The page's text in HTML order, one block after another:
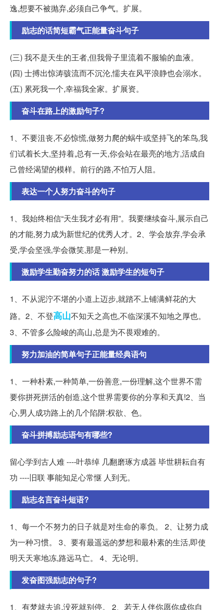
逸,想要不被抛弃,必须自己争气。扩展。
励志的话简短霸气正能量奋斗句子
(三) 我不是天生的王者,但我骨子里流着不服输的血液。
(四) 士搏出惊涛骇流而不沉沦,懦夫在风平浪静也会溺水。
(五) 累死我一个,幸福我全家。扩展资。
奋斗在路上的激励句子?
1、不要沮丧,不必惊慌,做努力爬的蜗牛或坚持飞的笨鸟,我
们试着长大,坚持着,总有一天,你会站在最亮的地方,活成自
己曾经渴望的模样。前行的路,不怕万人阻。
表达一个人努力奋斗的句子
1、我始终相信“天生我才必有用”。我要继续奋斗,展示自己
的才能,努力成为新世纪的优秀人才。2、学会放弃,学会承
受,学会坚强,学会微笑,那是一种别。
激励学生勤奋努力的话 激励学生的短句子
1、不从泥泞不堪的小道上迈步,就踏不上铺满鲜花的大
路。2、不登高山不知天之高也,不临深溪不知地之厚也。
3、不管多么险峻的高山,总是为不畏艰难的。
努力加油的简单句子正能量经典语句
1、一种朴素,一种简单,一份善意,一份理解,这个世界不需
要你拼死拼活的创造,这个世界需要你的分享和天真!2、当
心,男人成功路上的几个陷阱:权欲、色。
奋斗拼搏励志语句有哪些?
留心学到古人难 ----叶恭绰 几翻磨琢方成器 毕世耕耘自有
功 ----旧联 事能知足心常惬 人到无。
励志名言奋斗短语?
1、每一个不努力的日子就是对生命的辜负。 2、让努力成
为一种习惯。 3、要有最遥远的梦想和最朴素的生活,即使
明天天寒地冻,路远马亡。 4、无论明。
发奋图强励志的句子?
1、有梦就去追,没死就别停。 2、若无人伴你愿你成你自